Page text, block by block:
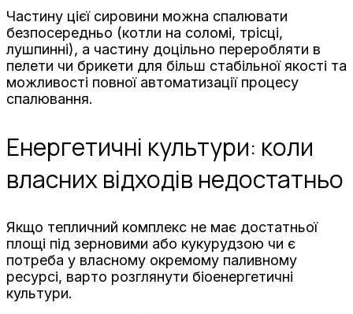
Частину цієї сировини можна спалювати
безпосередньо (котли на соломі, трісці,
лушпинні), а частину доцільно переробляти в
пелети чи брикети для більш стабільної якості та
можливості повної автоматизації процесу
спалювання.
Енергетичні культури: коли
власних відходів недостатньо
Якщо тепличний комплекс не має достатньої
площі під зерновими або кукурудзою чи є
потреба у власному окремому паливному
ресурсі, варто розглянути біоенергетичні
культури.